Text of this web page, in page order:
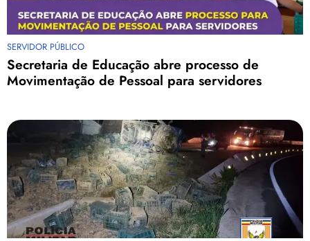
SERVIDOR PÚBLICO
Secretaria de Educação abre processo de
Movimentação de Pessoal para servidores